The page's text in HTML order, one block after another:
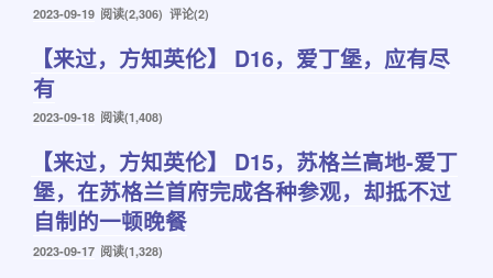
发
2023-09-19 阅读(2,306) 评论(2)
【来过，方知英伦】 D16，爱丁堡，应有尽
有
发
2023-09-18 阅读(1,408)
【来过，方知英伦】 D15，苏格兰高地-爱丁
堡，在苏格兰首府完成各种参观，却抵不过
自制的一顿晚餐
发
2023-09-17 阅读(1,328)